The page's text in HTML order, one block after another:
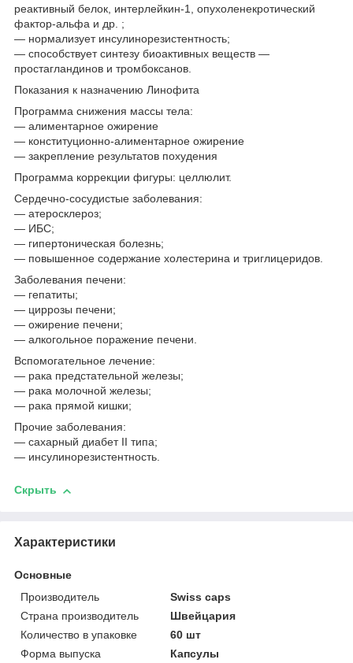
реактивный белок, интерлейкин-1, опухоленекротический
фактор-альфа и др. ;
— нормализует инсулинорезистентность;
— способствует синтезу биоактивных веществ —
простагландинов и тромбоксанов.
Показания к назначению Линофита
Программа снижения массы тела:
— алиментарное ожирение
— конституционно-алиментарное ожирение
— закрепление результатов похудения
Программа коррекции фигуры: целлюлит.
Сердечно-сосудистые заболевания:
— атеросклероз;
— ИБС;
— гипертоническая болезнь;
— повышенное содержание холестерина и триглицеридов.
Заболевания печени:
— гепатиты;
— циррозы печени;
— ожирение печени;
— алкогольное поражение печени.
Вспомогательное лечение:
— рака предстательной железы;
— рака молочной железы;
— рака прямой кишки;
Прочие заболевания:
— сахарный диабет II типа;
— инсулинорезистентность.
Скрыть
Характеристики
Основные
Производитель
Swiss caps
Страна производитель
Швейцария
Количество в упаковке
60 шт
Форма выпуска
Капсулы